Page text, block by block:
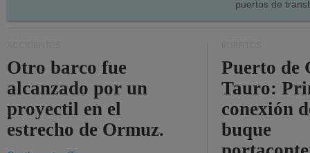
puertos de
Otro barco fue
alcanzado por un
proyectil en el
estrecho de Ormuz.
Puerto de
Tauro:
conexión
buque